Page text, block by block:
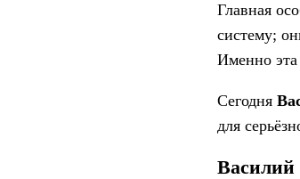
Главная
систему;
Именно
Сегодня
для
Василий